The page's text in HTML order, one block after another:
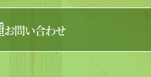
お問い合わせ